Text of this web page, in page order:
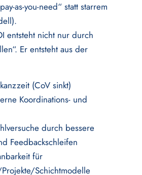
as-you-need“ statt starrem
entsteht nicht nur durch
Er entsteht aus der
(CoV sinkt)
Koordinations- und
durch bessere
Feedbackschleifen
für
Schichtmodelle